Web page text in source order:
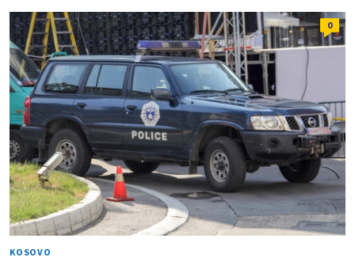
0
KOSOVO